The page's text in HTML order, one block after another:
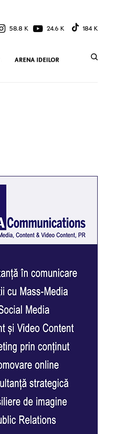
58.8 K 24.6 K 184 K
ARENA IDEILOR